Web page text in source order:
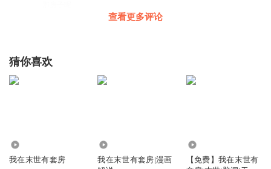
查看更多评论
猜你喜欢
我在末世有套房
我在末世有套房|漫画
【免费】我在末世有